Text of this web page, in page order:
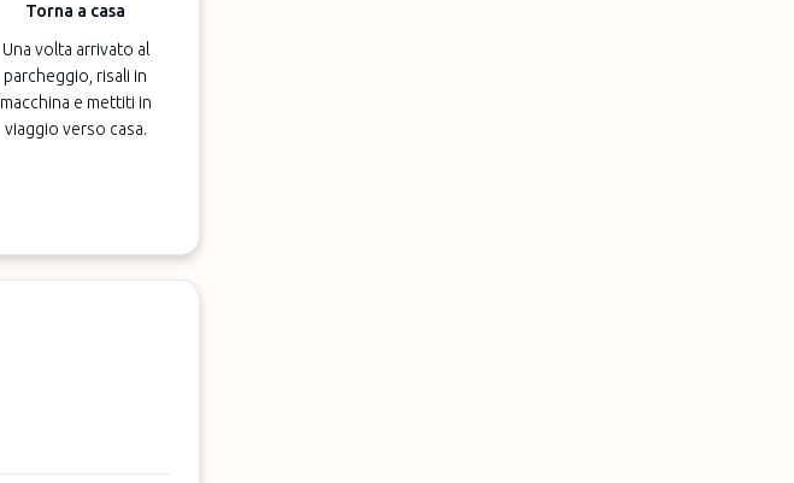
Torna a casa
Una volta arrivato al
parcheggio, risali in
macchina e mettiti in
viaggio verso casa.